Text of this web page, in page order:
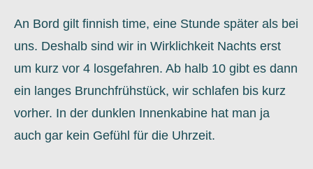
An Bord gilt finnish time, eine Stunde später als bei
uns. Deshalb sind wir in Wirklichkeit Nachts erst
um kurz vor 4 losgefahren. Ab halb 10 gibt es dann
ein langes Brunchfrühstück, wir schlafen bis kurz
vorher. In der dunklen Innenkabine hat man ja
auch gar kein Gefühl für die Uhrzeit.